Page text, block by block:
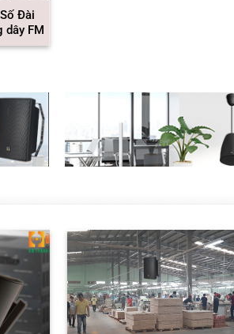
Đài
dây FM